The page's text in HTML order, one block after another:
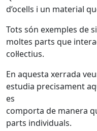
d’ocells i un material
Tots són exemples de
moltes parts que
col·lectius.
En aquesta xerrada
estudia precisament
es
comporta de manera
parts individuals.